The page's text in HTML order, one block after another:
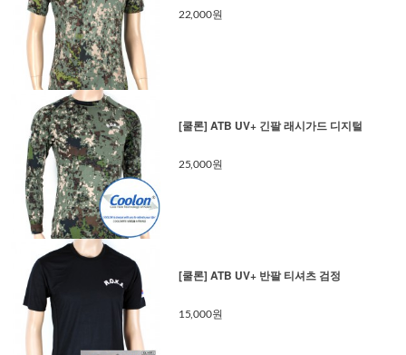
22,000원
[쿨론] ATB UV+ 긴팔 래시가드 디지털
25,000원
[쿨론] ATB UV+ 반팔 티셔츠 검정
15,000원